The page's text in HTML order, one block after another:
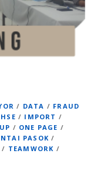
/ DATA / FRAUD
HSE / IMPORT /
/ ONE PAGE /
PASOK /
/ TEAMWORK /